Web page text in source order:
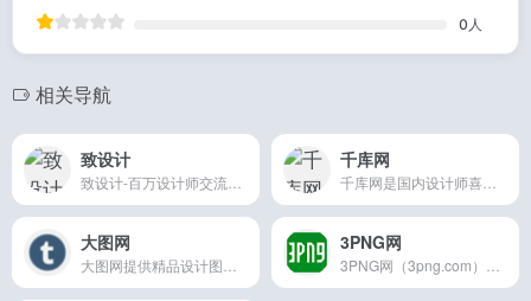
0 人
相关导航
致设计 千库网
大图网 3PNG网